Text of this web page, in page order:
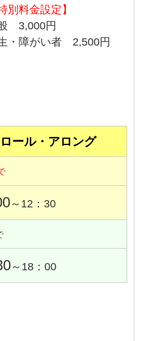
別料金設定】
3,000円
・障がい者 2,500円
ール・アロング
～12：30
～18：00